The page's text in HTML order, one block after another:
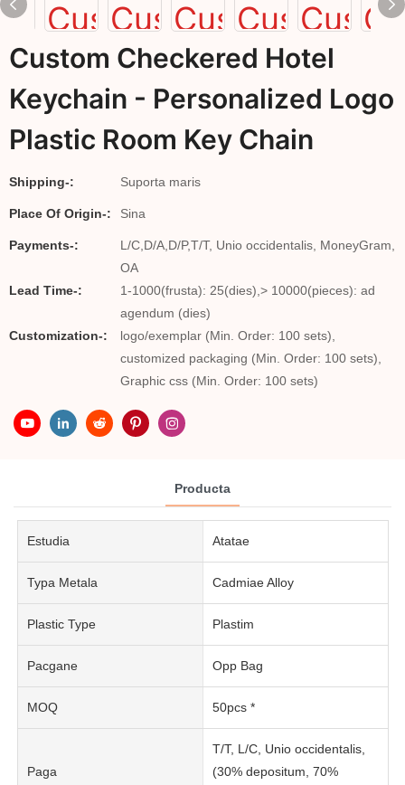
Custom Checkered Hotel
Keychain - Personalized Logo
Plastic Room Key Chain
Shipping-: Suporta maris
Place Of Origin-: Sina
Payments-:
L/C,D/A,D/P,T/T, Unio occidentalis, MoneyGram,
OA
Lead Time-:
1-1000(frusta): 25(dies),> 10000(pieces): ad
agendum (dies)
Customization-:
logo/exemplar (Min. Order: 100 sets),
customized packaging (Min. Order: 100 sets),
Graphic css (Min. Order: 100 sets)
Producta
Estudia Atatae
Typa Metala Cadmiae Alloy
Plastic Type Plastim
Pacgane Opp Bag
MOQ 50pcs *
Paga
T/T, L/C, Unio occidentalis,
(30% depositum, 70%